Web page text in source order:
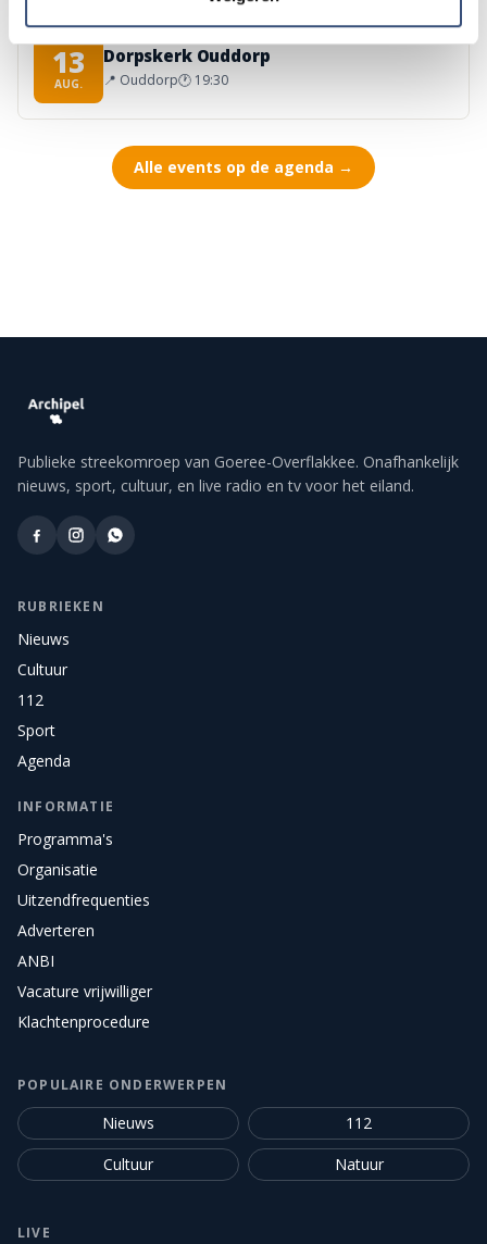
13
AUG.
Concert met Oekraïense musici in
Dorpskerk Ouddorp
📍 Ouddorp🕐 19:30
Alle events op de agenda →
Publieke streekomroep van Goeree-Overflakkee. Onafhankelijk
nieuws, sport, cultuur, en live radio en tv voor het eiland.
RUBRIEKEN
Nieuws
Cultuur
112
Sport
Agenda
INFORMATIE
Programma's
Organisatie
Uitzendfrequenties
Adverteren
ANBI
Vacature vrijwilliger
Klachtenprocedure
POPULAIRE ONDERWERPEN
Nieuws
112
Cultuur
Natuur
LIVE